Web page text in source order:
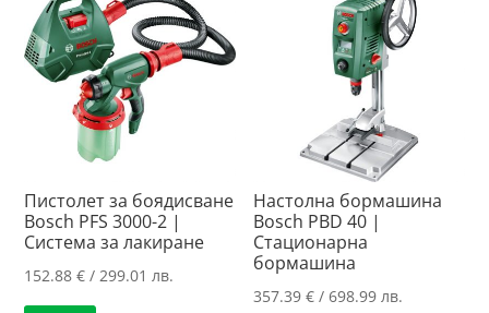
Пистолет за боядисване
Bosch PFS 3000-2 |
Система за лакиране
152.88€ / 299.01 лв.
Настолна бормашина
Bosch PBD 40 |
Стационарна
бормашина
357.39€ / 698.99 лв.